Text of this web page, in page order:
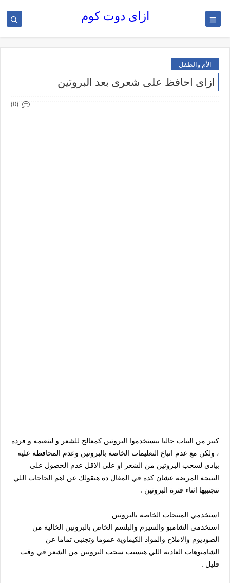
ازاى دوت كوم
الأم والطفل
ازاى احافظ على شعرى بعد البروتين
(0)
كتير من البنات حاليا بيستخدموا البروتين كمعالج للشعر و لتنعيمه و فرده
، ولكن مع عدم اتباع التعليمات الخاصة بالبروتين وعدم المحافظة عليه
بيادي لسحب البروتين من الشعر او علي الاقل عدم الحصول علي
النتيجة المرضة عشان كده في المقال ده هنقولك عن اهم الحاجات اللي
تتجنبيها اثناء فترة البروتين .
استخدمي المنتجات الخاصة بالبروتين
استخدمي الشامبو والسيرم والبلسم الخاص بالبروتين الخالية من
الصوديوم والاملاح والمواد الكيماوية عموما وتجنبي تماما عن
الشامبوهات العادية اللي هتسبب سحب البروتين من الشعر في وقت
قليل .